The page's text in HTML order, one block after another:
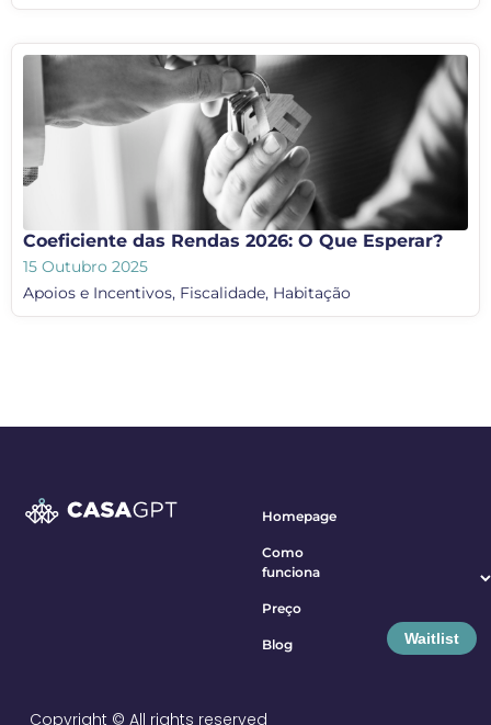
Coeficiente das Rendas 2026: O Que Esperar?
15 Outubro 2025
Apoios e Incentivos, Fiscalidade, Habitação
Homepage
Como
funciona
Preço
Blog Waitlist
Copyright © All rights reserved